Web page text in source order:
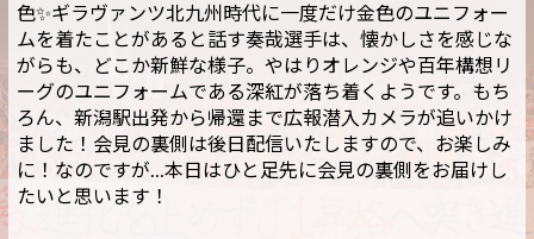
色✨ギラヴァンツ北九州時代に一度だけ金色のユニフォー
ムを着たことがあると話す奏哉選手は、懐かしさを感じな
がらも、どこか新鮮な様子。やはりオレンジや百年構想リ
ーグのユニフォームである深紅が落ち着くようです。もち
ろん、新潟駅出発から帰還まで広報潜入カメラが追いかけ
ました！会見の裏側は後日配信いたしますので、お楽しみ
に！なのですが...本日はひと足先に会見の裏側をお届けし
たいと思います！